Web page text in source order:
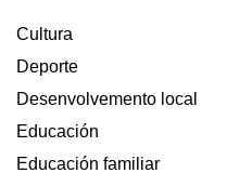
DE
NA
GUARDA
Cultura
Deporte
Desenvolvemento local
Educación
Educación familiar